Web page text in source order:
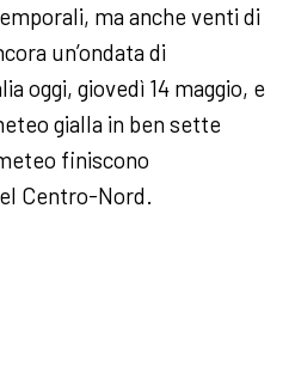
ma anche venti di
un’ondata di
oggi, giovedì 14 maggio, e
gialla in ben sette
finiscono
Centro-Nord.